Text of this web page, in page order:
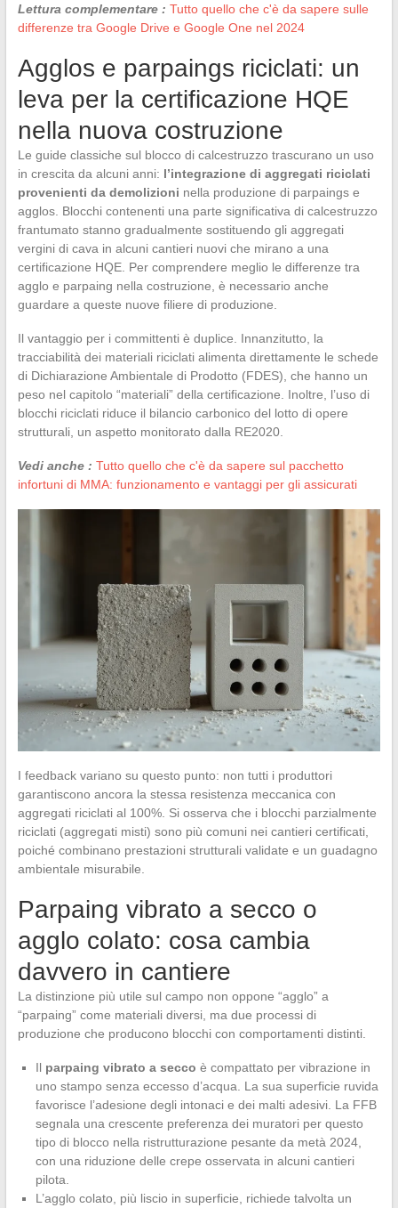
Lettura complementare : Tutto quello che c'è da sapere sulle
differenze tra Google Drive e Google One nel 2024
Agglos e parpaings riciclati: un
leva per la certificazione HQE
nella nuova costruzione
Le guide classiche sul blocco di calcestruzzo trascurano un uso
in crescita da alcuni anni: l’integrazione di aggregati riciclati
provenienti da demolizioni nella produzione di parpaings e
agglos. Blocchi contenenti una parte significativa di calcestruzzo
frantumato stanno gradualmente sostituendo gli aggregati
vergini di cava in alcuni cantieri nuovi che mirano a una
certificazione HQE. Per comprendere meglio le differenze tra
agglo e parpaing nella costruzione, è necessario anche
guardare a queste nuove filiere di produzione.
Il vantaggio per i committenti è duplice. Innanzitutto, la
tracciabilità dei materiali riciclati alimenta direttamente le schede
di Dichiarazione Ambientale di Prodotto (FDES), che hanno un
peso nel capitolo “materiali” della certificazione. Inoltre, l’uso di
blocchi riciclati riduce il bilancio carbonico del lotto di opere
strutturali, un aspetto monitorato dalla RE2020.
Vedi anche : Tutto quello che c'è da sapere sul pacchetto
infortuni di MMA: funzionamento e vantaggi per gli assicurati
I feedback variano su questo punto: non tutti i produttori
garantiscono ancora la stessa resistenza meccanica con
aggregati riciclati al 100%. Si osserva che i blocchi parzialmente
riciclati (aggregati misti) sono più comuni nei cantieri certificati,
poiché combinano prestazioni strutturali validate e un guadagno
ambientale misurabile.
Parpaing vibrato a secco o
agglo colato: cosa cambia
davvero in cantiere
La distinzione più utile sul campo non oppone “agglo” a
“parpaing” come materiali diversi, ma due processi di
produzione che producono blocchi con comportamenti distinti.
Il parpaing vibrato a secco è compattato per vibrazione in
uno stampo senza eccesso d’acqua. La sua superficie ruvida
favorisce l’adesione degli intonaci e dei malti adesivi. La FFB
segnala una crescente preferenza dei muratori per questo
tipo di blocco nella ristrutturazione pesante da metà 2024,
con una riduzione delle crepe osservata in alcuni cantieri
pilota.
L’agglo colato, più liscio in superficie, richiede talvolta un